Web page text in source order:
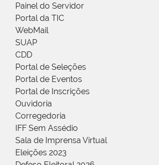
Painel do Servidor
Portal da TIC
WebMail
SUAP
CDD
Portal de Seleções
Portal de Eventos
Portal de Inscrições
Ouvidoria
Corregedoria
IFF Sem Assédio
Sala de Imprensa Virtual
Eleições 2023